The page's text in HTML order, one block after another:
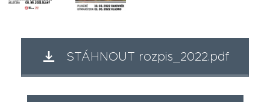
STÁHNOUT rozpis_2022.pdf